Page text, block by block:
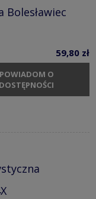
59,80 zł
POWIADOM O
DOSTĘPNOŚCI